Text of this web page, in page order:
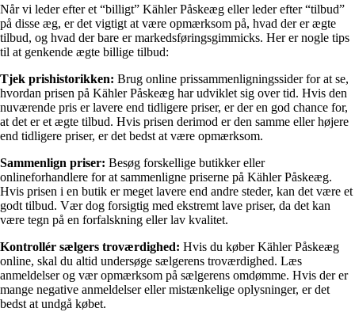
Når vi leder efter et “billigt” Kähler Påskeæg eller leder efter “tilbud”
på disse æg, er det vigtigt at være opmærksom på, hvad der er ægte
tilbud, og hvad der bare er markedsføringsgimmicks. Her er nogle tips
til at genkende ægte billige tilbud:
Tjek prishistorikken: Brug online prissammenligningssider for at se,
hvordan prisen på Kähler Påskeæg har udviklet sig over tid. Hvis den
nuværende pris er lavere end tidligere priser, er der en god chance for,
at det er et ægte tilbud. Hvis prisen derimod er den samme eller højere
end tidligere priser, er det bedst at være opmærksom.
Sammenlign priser: Besøg forskellige butikker eller
onlineforhandlere for at sammenligne priserne på Kähler Påskeæg.
Hvis prisen i en butik er meget lavere end andre steder, kan det være et
godt tilbud. Vær dog forsigtig med ekstremt lave priser, da det kan
være tegn på en forfalskning eller lav kvalitet.
Kontrollér sælgers troværdighed: Hvis du køber Kähler Påskeæg
online, skal du altid undersøge sælgerens troværdighed. Læs
anmeldelser og vær opmærksom på sælgerens omdømme. Hvis der er
mange negative anmeldelser eller mistænkelige oplysninger, er det
bedst at undgå købet.